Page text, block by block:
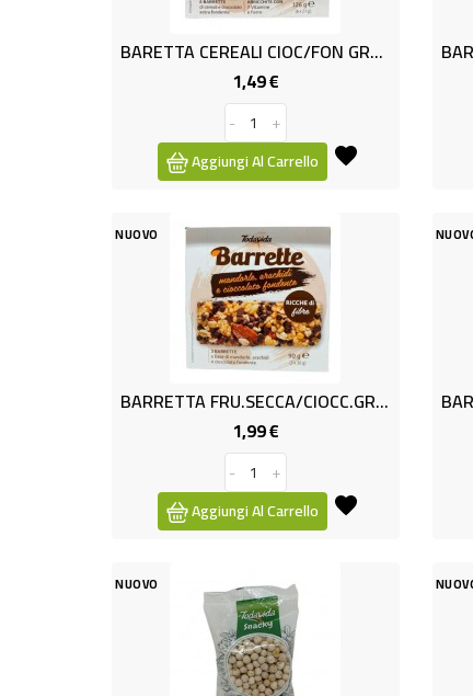
BARETTA CEREALI CIOC/FON GR126
1,49 €Prezzo
-
+
Aggiungi Al Carrello
NUOVO
BARRETTA FRU.SECCA/CIOCC.GR.90
1,99 €Prezzo
-
+
Aggiungi Al Carrello
NUOVO